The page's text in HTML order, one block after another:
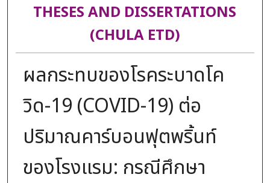
THESES AND DISSERTATIONS
(CHULA ETD)
ผลกระทบของโรคระบาดโค
วิด-19 (COVID-19) ต่อ
ปริมาณคาร์บอนฟุตพริ้นท์
ของโรงแรม: กรณีศึกษา